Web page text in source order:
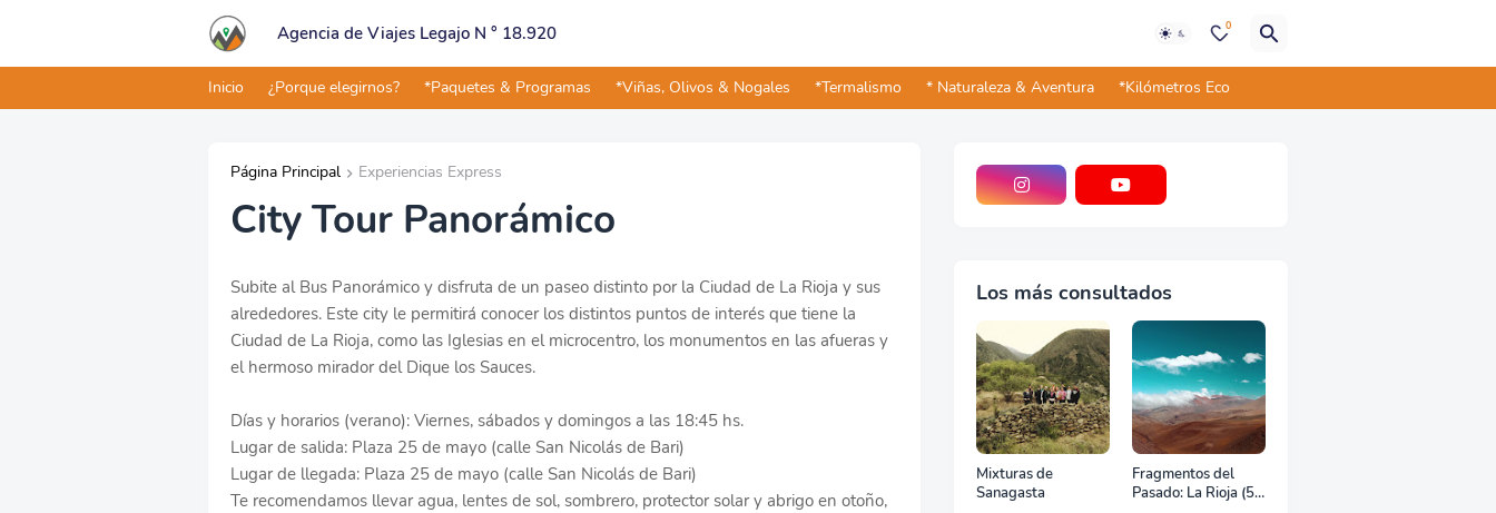
Agencia de Viajes Legajo N ° 18.920 0
Inicio ¿Porque elegirnos? *Paquetes & Programas *Viñas, Olivos & Nogales *Termalismo * Naturaleza & Aventura *Kilómetros Eco
Página Principal Experiencias Express
City Tour Panorámico
Subite al Bus Panorámico y disfruta de un paseo distinto por la Ciudad de La Rioja y sus
alrededores. Este city le permitirá conocer los distintos puntos de interés que tiene la
Ciudad de La Rioja, como las Iglesias en el microcentro, los monumentos en las afueras y
el hermoso mirador del Dique los Sauces.
Días y horarios (verano): Viernes, sábados y domingos a las 18:45 hs.
Lugar de salida: Plaza 25 de mayo (calle San Nicolás de Bari)
Lugar de llegada: Plaza 25 de mayo (calle San Nicolás de Bari)
Te recomendamos llevar agua, lentes de sol, sombrero, protector solar y abrigo en otoño,
Los más consultados
Mixturas de
Sanagasta
Fragmentos del
Pasado: La Rioja (5